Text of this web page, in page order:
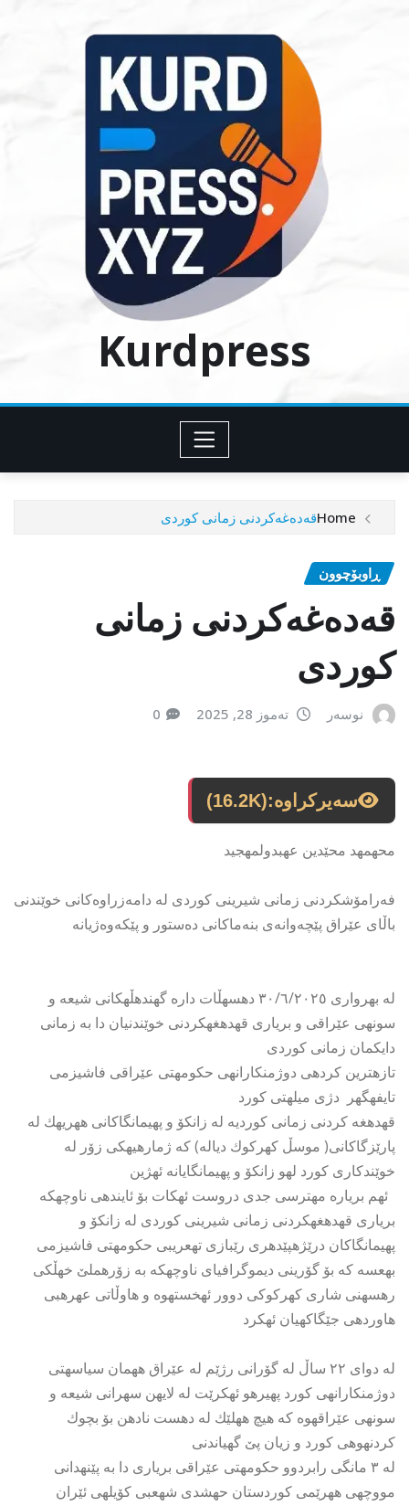
Kurdpress
Homeقه‌ده‌غه‌كردنی زمانی كوردی
ڕاوبۆچوون
قه‌ده‌غه‌كردنی زمانی
كوردی
نوسەر تەموز 28, 2025 0
سەیرکراوە:(16.2K)
محهمهد محێدین عهبدولمهجید
فەرامۆشکردنی زمانی شیرینی کوردی لە دامەزراوەکانی خوێندنی
باڵای عێراق پێچەوانەی بنەماکانی دەستور و پێکەوەژیانە
له بهرواری ٣٠/٦/٢٠٢٥ دهسهڵات داره گهندهڵهكانی شیعه و
سونهی عێراقی و بریاری قهدهغهكردنی خوێندنیان دا به زمانی
دایكمان زمانی كوردی
تازهترین كردهی دوژمنكارانهی حكومهتی عێراقی فاشیزمی
تایفهگهر دژی میلهتی كورد
قهدهغه كردنی زمانی كوردیه له زانكۆ و پهیمانگاكانی ههریهك له
پارێزگاكانی( موسڵ كهركوك دیاله) كه ژمارهیهكی زۆر له
خوێندكاری كورد لهو زانكۆ و پهیمانگایانه ئهژین
ئهم بریاره مهترسی جدی دروست ئهكات بۆ ئایندهی ناوچهكه
بریاری قهدهغهكردنی زمانی شیرینی كوردی له زانكۆ و
پهیمانگاكان درێژهپێدهری رێبازی تهعریبی حكومهتی فاشیزمی
بهعسه كه بۆ گۆرینی دیموگرافیای ناوچهكه به زۆرهملێ خهڵكی
رهسهنی شاری كهركوكی دوور ئهخستهوه و هاوڵاتی عهرهبی
هاوردهی جێگاكهیان ئهكرد
له دوای ٢٢ ساڵ له گۆرانی رژێم له عێراق ههمان سیاسهتی
دوژمنكارانهی كورد پهیرهو ئهكرێت له لایهن سهرانی شیعه و
سونهی عێراقهوه كه هیچ ههلێك له دهست نادهن بۆ بچوك
كردنهوهی كورد و زیان پێ گهیاندنی
له ٣ مانگی رابردوو حكومهتی عێراقی بریاری دا به پێنهدانی
مووچهی ههرێمی كوردستان حهشدی شهعبی كۆیلهی ئێران